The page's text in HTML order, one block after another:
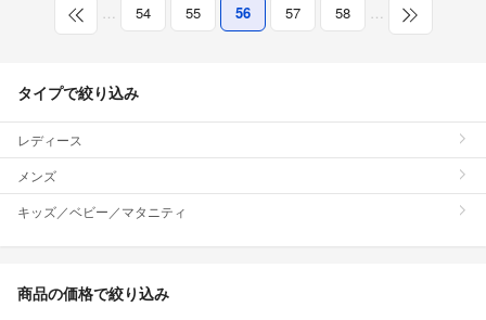
… 54 55 56 57 58 …
タイプで絞り込み
レディース
メンズ
キッズ／ベビー／マタニティ
商品の価格で絞り込み